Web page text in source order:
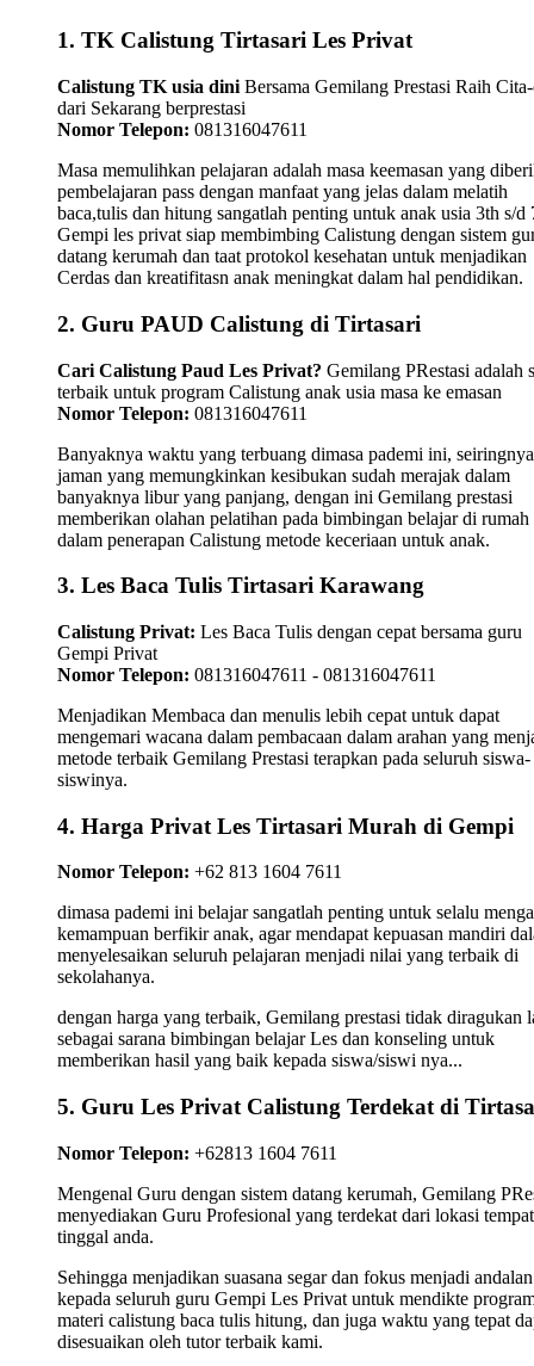
1. TK Calistung Tirtasari Les Privat
Calistung TK usia dini Bersama Gemilang Prestasi Raih
dari Sekarang berprestasi
Nomor Telepon: 081316047611
Masa memulihkan pelajaran adalah masa keemasan yang
pembelajaran pass dengan manfaat yang jelas dalam melatih
baca,tulis dan hitung sangatlah penting untuk anak usia 3th s/d
Gempi les privat siap membimbing Calistung dengan sistem
datang kerumah dan taat protokol kesehatan untuk menjadikan
Cerdas dan kreatifitasn anak meningkat dalam hal pendidikan.
2. Guru PAUD Calistung di Tirtasari
Cari Calistung Paud Les Privat? Gemilang PRestasi adalah
terbaik untuk program Calistung anak usia masa ke emasan
Nomor Telepon: 081316047611
Banyaknya waktu yang terbuang dimasa pademi ini, seiringnya
jaman yang memungkinkan kesibukan sudah merajak dalam
banyaknya libur yang panjang, dengan ini Gemilang prestasi
memberikan olahan pelatihan pada bimbingan belajar di rumah
dalam penerapan Calistung metode keceriaan untuk anak.
3. Les Baca Tulis Tirtasari Karawang
Calistung Privat: Les Baca Tulis dengan cepat bersama guru
Gempi Privat
Nomor Telepon: 081316047611 - 081316047611
Menjadikan Membaca dan menulis lebih cepat untuk dapat
mengemari wacana dalam pembacaan dalam arahan yang
metode terbaik Gemilang Prestasi terapkan pada seluruh siswa-
siswinya.
4. Harga Privat Les Tirtasari Murah di Gempi
Nomor Telepon: +62 813 1604 7611
dimasa pademi ini belajar sangatlah penting untuk selalu
kemampuan berfikir anak, agar mendapat kepuasan mandiri
menyelesaikan seluruh pelajaran menjadi nilai yang terbaik di
sekolahanya.
dengan harga yang terbaik, Gemilang prestasi tidak diragukan
sebagai sarana bimbingan belajar Les dan konseling untuk
memberikan hasil yang baik kepada siswa/siswi nya...
5. Guru Les Privat Calistung Terdekat di
Nomor Telepon: +62813 1604 7611
Mengenal Guru dengan sistem datang kerumah, Gemilang
menyediakan Guru Profesional yang terdekat dari lokasi tempat
tinggal anda.
Sehingga menjadikan suasana segar dan fokus menjadi andalan
kepada seluruh guru Gempi Les Privat untuk mendikte
materi calistung baca tulis hitung, dan juga waktu yang tepat
disesuaikan oleh tutor terbaik kami.